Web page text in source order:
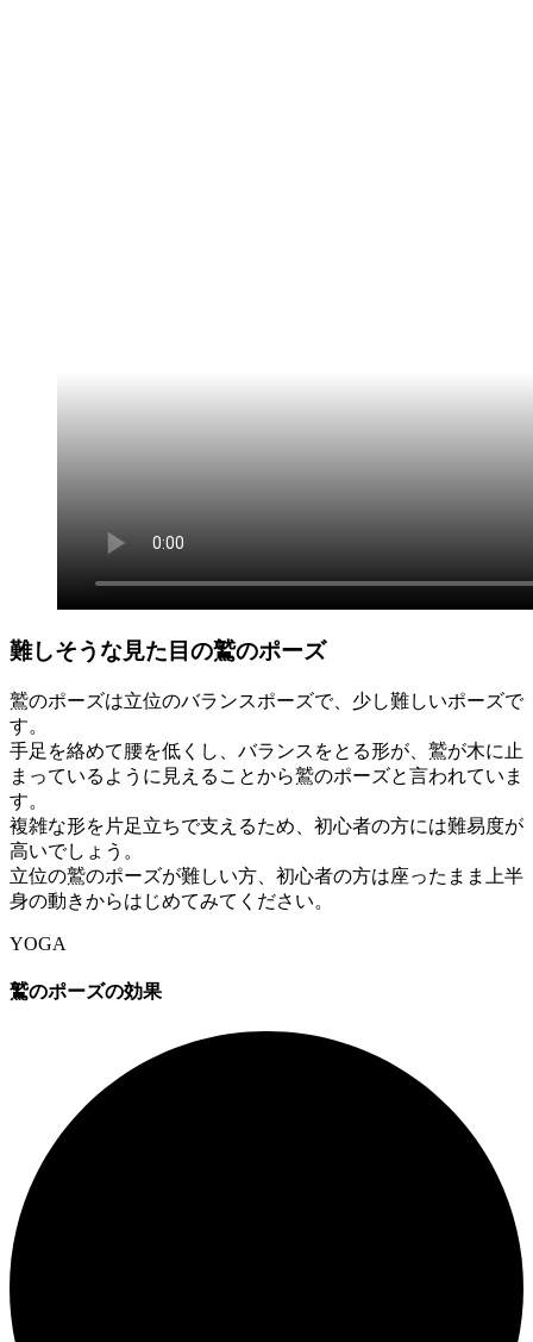
難しそうな見た目の鷲のポーズ
鷲のポーズは立位のバランスポーズで、少し難しいポーズで
す。
手足を絡めて腰を低くし、バランスをとる形が、鷲が木に止
まっているように見えることから鷲のポーズと言われていま
す。
複雑な形を片足立ちで支えるため、初心者の方には難易度が
高いでしょう。
立位の鷲のポーズが難しい方、初心者の方は座ったまま上半
身の動きからはじめてみてください。
YOGA
鷲のポーズの効果